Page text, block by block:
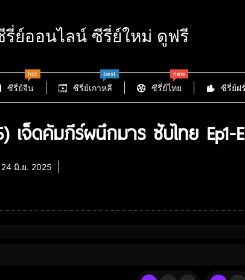
รี่ย์ออนไลน์ ซีรี่ย์ใหม่ ดูฟรี
ซีรี่ย์จีน
hot
ซีรี่ย์เกาหลี
best
ซีรี่ย์ไทย
new
ซีรี่ย์ฝ
เจ็ดคัมภีร์ผนึกมาร ซับไทย Ep1-
24 มิ.ย. 2025